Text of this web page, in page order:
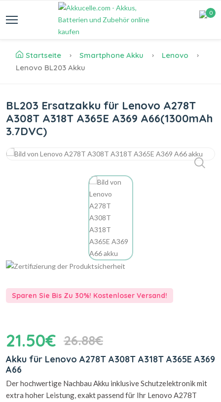
0
Startseite Smartphone Akku
Lenovo
Lenovo BL203 Akku
BL203 Ersatzakku für Lenovo A278T
A308T A318T A365E A369 A66(1300mAh
3.7DVC)
Sparen Sie Bis Zu 30%! Kostenloser Versand!
21.50€ 26.88€
Akku für Lenovo A278T A308T A318T A365E A369
A66
Der hochwertige Nachbau Akku inklusive Schutzelektronik mit
extra hoher Leistung, exakt passend für Ihr Lenovo A278T